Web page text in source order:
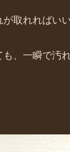
取れればい
も、一瞬で汚